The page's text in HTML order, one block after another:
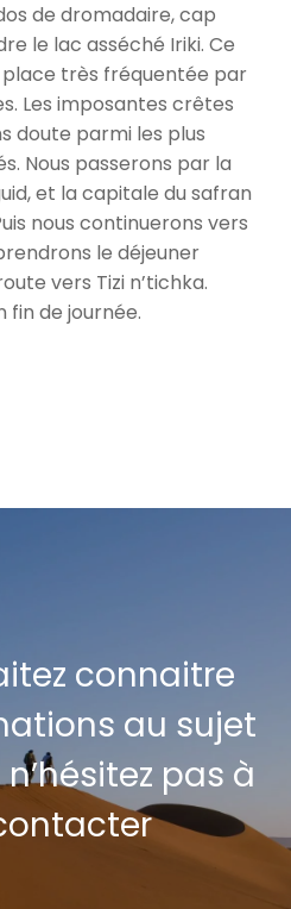
de dromadaire, cap
le lac asséché Iriki. Ce
très fréquentée par
Les imposantes crêtes
doute parmi les plus
Nous passerons par la
et la capitale du safran
nous continuerons vers
le déjeuner
vers Tizi n’tichka.
fin de journée.
connaitre
au sujet
pas à